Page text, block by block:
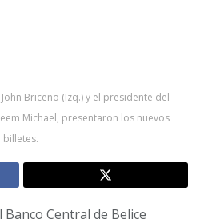
Briceño (Izq.) y el presidente del
Michael, presentaron los nuevos
billetes.
Central de Belice